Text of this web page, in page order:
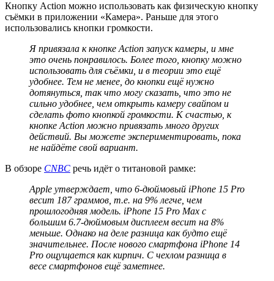
Кнопку Action можно использовать как физическую кнопку
съёмки в приложении «Камера». Раньше для этого
использовались кнопки громкости.
Я привязала к кнопке Action запуск камеры, и мне
это очень понравилось. Более того, кнопку можно
использовать для съёмки, и в теории это ещё
удобнее. Тем не менее, до кнопки ещё нужно
дотянуться, так что могу сказать, что это не
сильно удобнее, чем открыть камеру свайпом и
сделать фото кнопкой громкости. К счастью, к
кнопке Action можно привязать много других
действий. Вы можете экспериментировать, пока
не найдёте свой вариант.
В обзоре CNBC речь идёт о титановой рамке:
Apple утверждает, что 6-дюймовый iPhone 15 Pro
весит 187 граммов, т.е. на 9% легче, чем
прошлогодняя модель. iPhone 15 Pro Max с
большим 6.7-дюймовым дисплеем весит на 8%
меньше. Однако на деле разница как будто ещё
значительнее. После нового смартфона iPhone 14
Pro ощущается как кирпич. С чехлом разница в
весе смартфонов ещё заметнее.